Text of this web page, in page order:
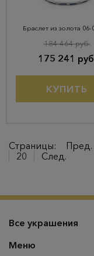
Браслет из золота 06-
175 241
184 464 руб.
КУПИТЬ
Страницы: Пред.
20
След.
Все украшения
Меню